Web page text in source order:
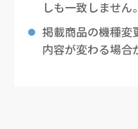
しも一致しません。
掲載商品の機種変
内容が変わる場合